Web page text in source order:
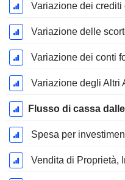
Variazione dei crediti
Variazione delle
Variazione dei conti
Variazione degli Altri
Flusso di cassa
Spesa per
Vendita di Proprietà,